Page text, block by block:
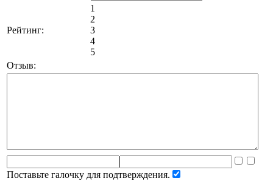
Рейтинг:
1
2
3
4
5
Отзыв:
Поставьте галочку для подтверждения.